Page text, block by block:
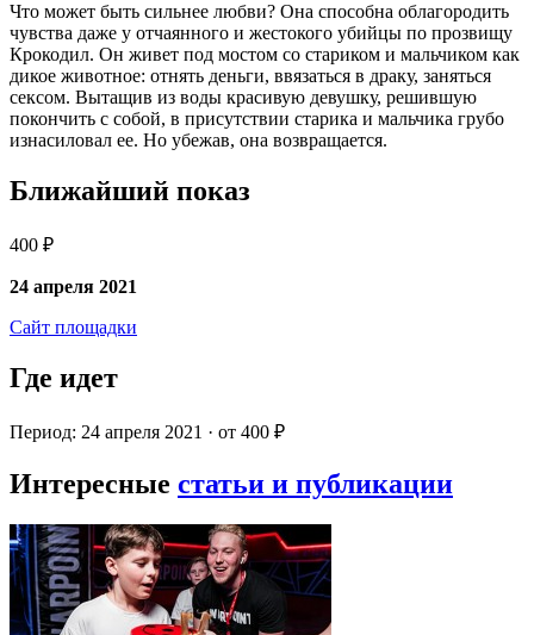
Что может быть сильнее любви? Она способна облагородить
чувства даже у отчаянного и жестокого убийцы по прозвищу
Крокодил. Он живет под мостом со стариком и мальчиком как
дикое животное: отнять деньги, ввязаться в драку, заняться
сексом. Вытащив из воды красивую девушку, решившую
покончить с собой, в присутствии старика и мальчика грубо
изнасиловал ее. Но убежав, она возвращается.
Ближайший показ
400 ₽
24 апреля 2021
Сайт площадки
Где идет
Период: 24 апреля 2021 · от 400 ₽
Интересные статьи и публикации